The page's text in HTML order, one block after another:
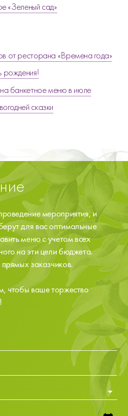
«Зеленый сад»
от ресторана «Времена года»
рождения!
банкетное меню в июле
сказки
мероприятия, и
для вас оптимальные
меню с учетом всех
на эти цели бюджета.
заказчиков.
чтобы ваше торжество